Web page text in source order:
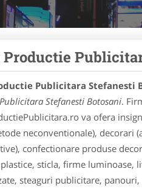
Publicitara Stefanesti
Stefanesti Botosani.
va ofera
neconventionale), decorari
confectionare produse
sticla, firme luminoase,
steaguri publicitare,